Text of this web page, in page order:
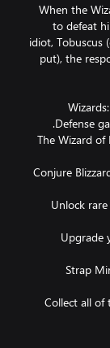
When the
to defeat
idiot, Tobuscus
put), the
The Wizard
- Conjure
- Unlock
-
- Strap
- Collect all